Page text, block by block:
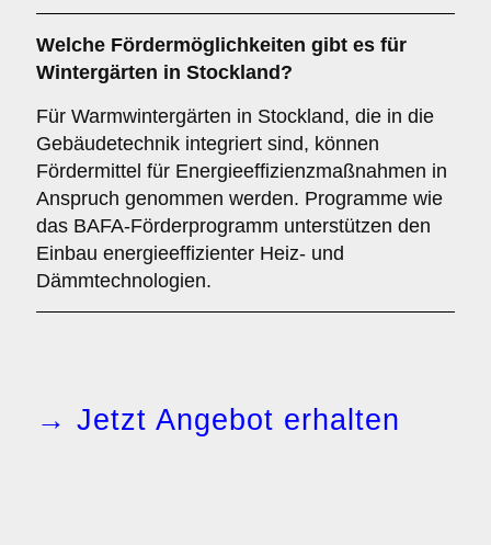
Welche Fördermöglichkeiten gibt es für
Wintergärten in Stockland?
Für Warmwintergärten in Stockland, die in die
Gebäudetechnik integriert sind, können
Fördermittel für Energieeffizienzmaßnahmen in
Anspruch genommen werden. Programme wie
das BAFA-Förderprogramm unterstützen den
Einbau energieeffizienter Heiz- und
Dämmtechnologien.
→ Jetzt Angebot erhalten